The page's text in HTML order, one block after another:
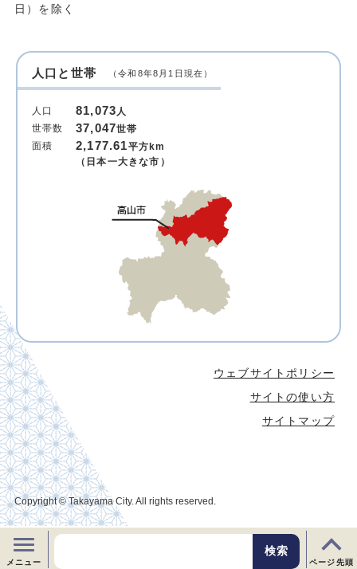
メニュー ページ先頭
日）を除く
人口と世帯 （令和8年8月1日現在）
人口 81,073人
世帯数
37,047世帯
面積
2,177.61平方km
（日本一大きな市）
ウェブサイトポリシー
サイトの使い方
サイトマップ
Copyright © Takayama City. All rights reserved.